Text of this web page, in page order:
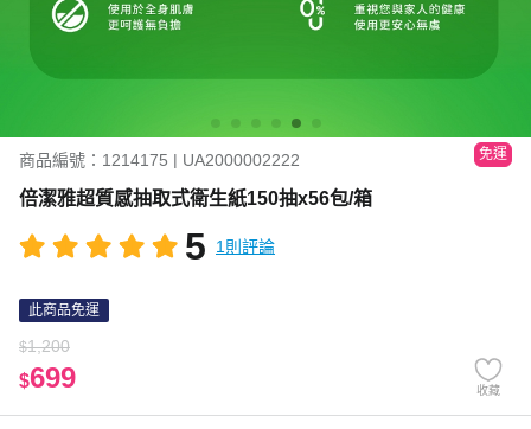
商品編號：1214175 | UA2000002222 免運
倍潔雅超質感抽取式衛生紙150抽x56包/箱
5 1則評論
此商品免運
$1,200
$699 收藏